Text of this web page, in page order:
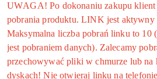
UWAGA! Po dokonaniu zakupu
pobrania produktu. LINK jest aktywny
Maksymalna liczba pobrań linku to 10
jest pobraniem danych). Zalecamy
przechowywać pliki w chmurze lub na
dyskach! Nie otwieraj linku na